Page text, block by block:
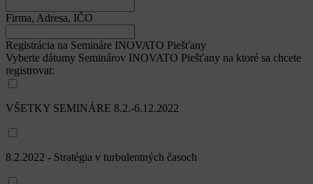
Firma, Adresa, IČO
Registrácia na Semináre INOVATO Piešťany
Vyberte dátumy Seminárov INOVATO Piešťany na ktoré sa chcete
registrovat:
VŠETKY SEMINÁRE 8.2.-6.12.2022
8.2.2022 - Stratégia v turbulentných časoch